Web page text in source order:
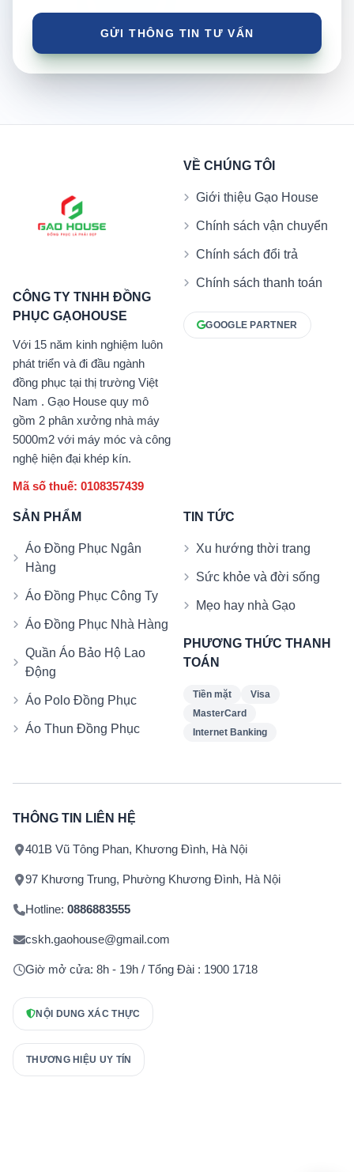
CÔNG TY TNHH ĐỒNG
PHỤC GẠOHOUSE
Với 15 năm kinh nghiệm luôn
phát triển và đi đầu ngành
đồng phục tại thị trường Việt
Nam . Gạo House quy mô
gồm 2 phân xưởng nhà máy
5000m2 với máy móc và công
nghệ hiện đại khép kín.
Mã số thuế: 0108357439
VỀ CHÚNG TÔI
Giới thiệu Gạo House
Chính sách vận chuyển
Chính sách đổi trả
Chính sách thanh toán
GOOGLE PARTNER
SẢN PHẨM
Áo Đồng Phục Ngân
Hàng
Áo Đồng Phục Công Ty
Áo Đồng Phục Nhà Hàng
Quần Áo Bảo Hộ Lao
Động
Áo Polo Đồng Phục
Áo Thun Đồng Phục
TIN TỨC
Xu hướng thời trang
Sức khỏe và đời sống
Mẹo hay nhà Gạo
PHƯƠNG THỨC THANH
TOÁN
Tiền mặt
Visa
MasterCard
Internet Banking
THÔNG TIN LIÊN HỆ
401B Vũ Tông Phan, Khương Đình, Hà Nội
97 Khương Trung, Phường Khương Đình, Hà Nội
Hotline: 0886883555
cskh.gaohouse@gmail.com
Giờ mở cửa: 8h - 19h / Tổng Đài : 1900 1718
NỘI DUNG XÁC THỰC
THƯƠNG HIỆU UY TÍN